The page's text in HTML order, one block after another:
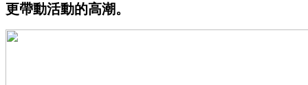
更帶動活動的高潮。